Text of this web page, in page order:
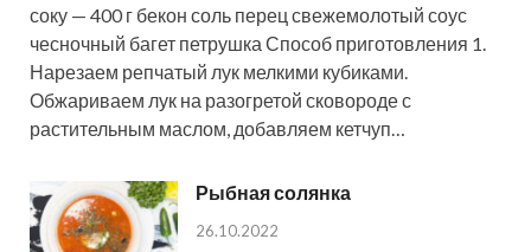
соку — 400 г бекон соль перец свежемолотый соус
чесночный багет петрушка Способ приготовления 1.
Нарезаем репчатый лук мелкими кубиками.
Обжариваем лук на разогретой сковороде с
растительным маслом, добавляем кетчуп…
Рыбная солянка
26.10.2022